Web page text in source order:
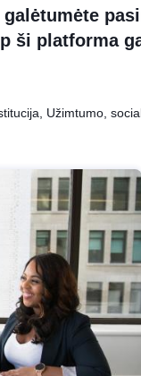
ši platforma
Užimtumo,